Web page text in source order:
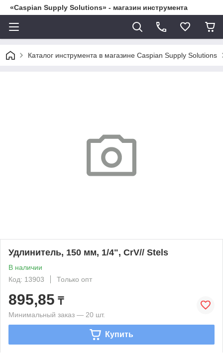
«Caspian Supply Solutions» - магазин инструмента
Каталог инструмента в магазине Caspian Supply Solutions
Удлинитель, 150 мм, 1/4", CrV// Stels
В наличии
Код: 13903
Только опт
895,85 ₸
Минимальный заказ — 20 шт.
Купить